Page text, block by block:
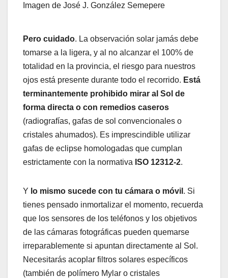
Imagen de José J. González Semepere
Pero cuidado. La observación solar jamás debe
tomarse a la ligera, y al no alcanzar el 100% de
totalidad en la provincia, el riesgo para nuestros
ojos está presente durante todo el recorrido. Está
terminantemente prohibido mirar al Sol de
forma directa o con remedios caseros
(radiografías, gafas de sol convencionales o
cristales ahumados). Es imprescindible utilizar
gafas de eclipse homologadas que cumplan
estrictamente con la normativa ISO 12312-2.
Y lo mismo sucede con tu cámara o móvil . Si
tienes pensado inmortalizar el momento, recuerda
que los sensores de los teléfonos y los objetivos
de las cámaras fotográficas pueden quemarse
irreparablemente si apuntan directamente al Sol.
Necesitarás acoplar filtros solares específicos
(también de polímero Mylar o cristales